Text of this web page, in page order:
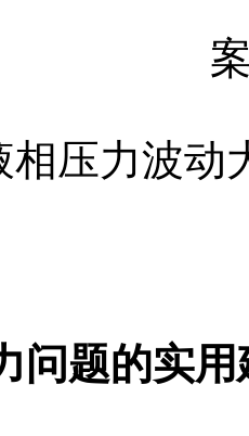
相压力波动
问题的实